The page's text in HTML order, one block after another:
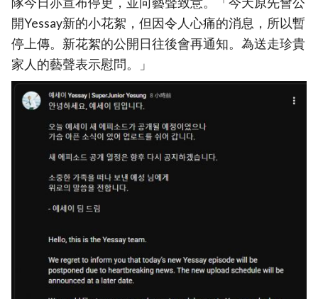
開Yessay新的小花絮，但因令人心痛的消息，所以暫
停上傳。新花絮的公開日往後會再通知。為送走珍貴
家人的藝聲表示慰問。」